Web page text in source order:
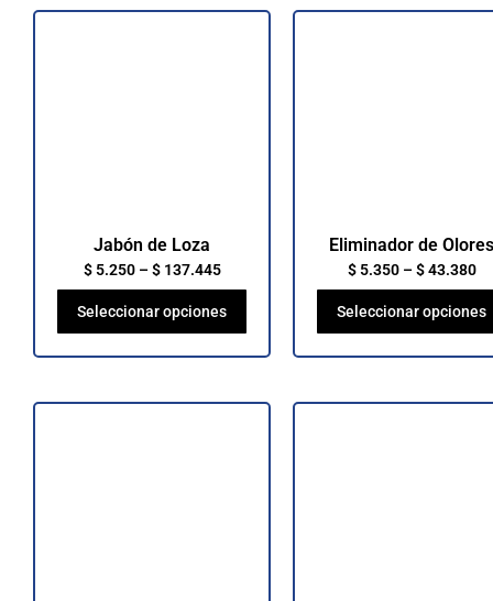
Jabón de Loza
$5.250–$137.445
Seleccionar opciones
Eliminador de Olores
$5.350–$43.380
Seleccionar opciones